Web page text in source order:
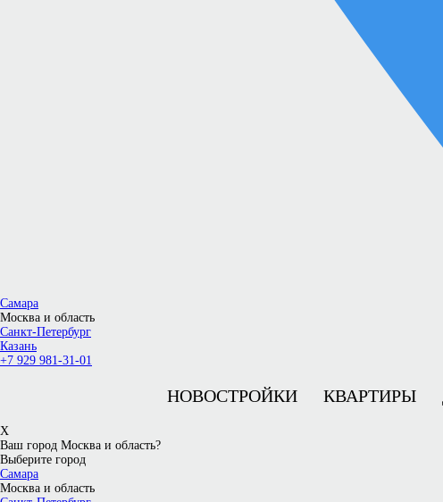
Самара
Москва и область
Санкт-Петербург
Казань
+7 929 981-31-01
НОВОСТРОЙКИ КВАРТИРЫ
X
Ваш город Москва и область?
Выберите город
Самара
Москва и область